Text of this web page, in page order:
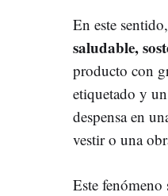
En este
saludable,
producto con
etiquetado y
despensa en
vestir o una
Este